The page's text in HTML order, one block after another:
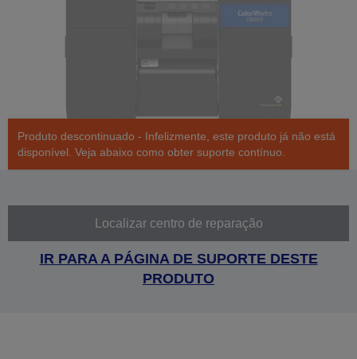
Produto descontinuado - Infelizmente, este produto já não está
disponível. Veja abaixo como obter suporte contínuo.
Localizar centro de reparação
IR PARA A PÁGINA DE SUPORTE DESTE
PRODUTO